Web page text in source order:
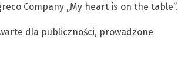
Company „My heart is on the table”.
dla publiczności, prowadzone